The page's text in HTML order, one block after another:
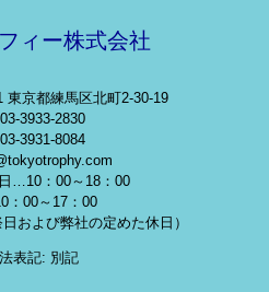
ィー株式会社
東京都練馬区北町2-30-19
3933-2830
3931-8084
…10：00～18：00
：00～17：00
および弊社の定めた休日）
表記: 別記